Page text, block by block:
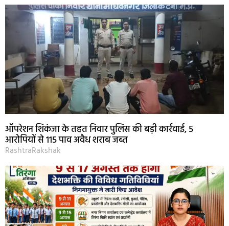
ऑपरेशन शिकंजा के तहत निवार पुलिस की बड़ी कार्रवाई, 5
आरोपियों से 115 पाव अवैध शराब जब्त
RashtraRakshak